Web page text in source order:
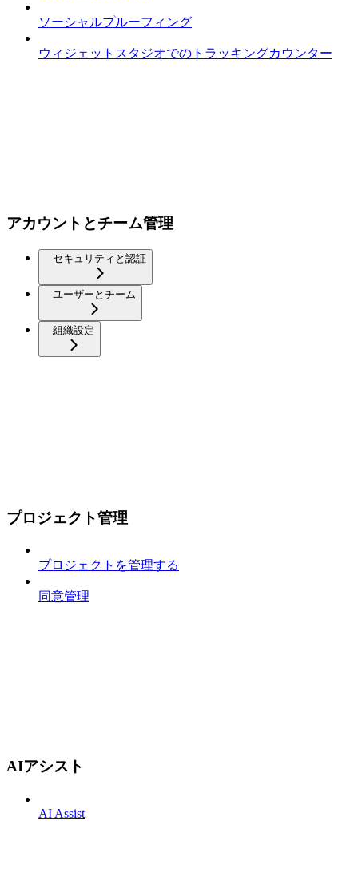
ソーシャルプルーフィング
ウィジェットスタジオでのトラッキングカウンター
アカウントとチーム管理
セキュリティと認証
ユーザーとチーム
組織設定
プロジェクト管理
プロジェクトを管理する
同意管理
AIアシスト
AI Assist